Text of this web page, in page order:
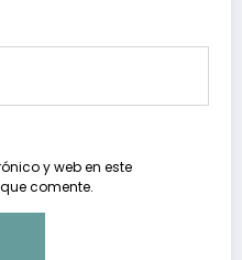
y web en este
comente.